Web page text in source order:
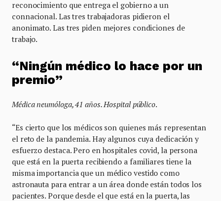
reconocimiento que entrega el gobierno a un
connacional. Las tres trabajadoras pidieron el
anonimato. Las tres piden mejores condiciones de
trabajo.
“Ningún médico lo hace por un
premio”
Médica neumóloga, 41 años. Hospital público.
“Es cierto que los médicos son quienes más representan
el reto de la pandemia. Hay algunos cuya dedicación y
esfuerzo destaca. Pero en hospitales covid, la persona
que está en la puerta recibiendo a familiares tiene la
misma importancia que un médico vestido como
astronauta para entrar a un área donde están todos los
pacientes. Porque desde el que está en la puerta, las